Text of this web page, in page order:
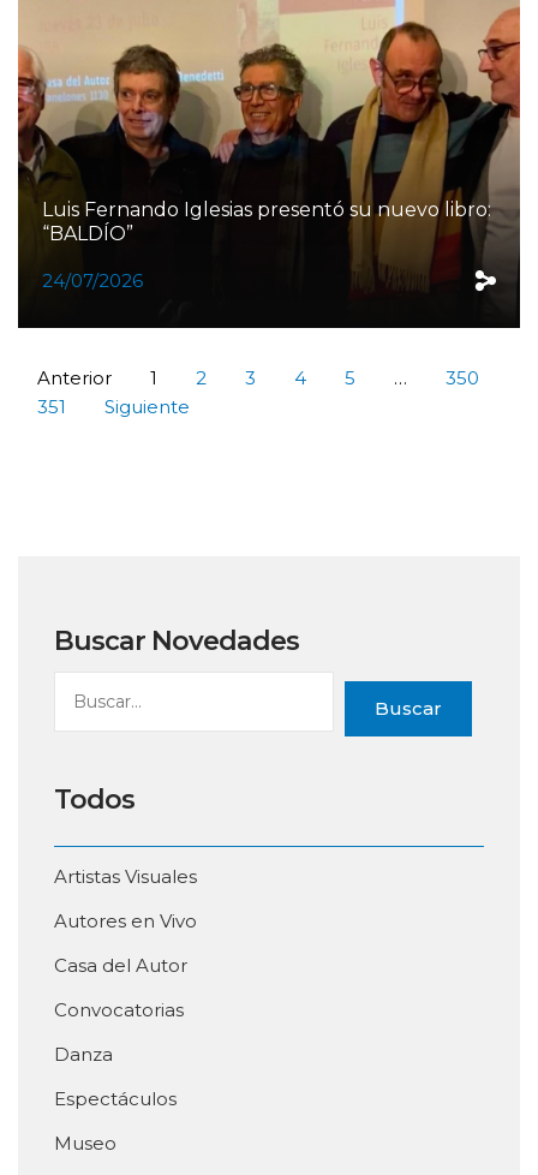
Luis Fernando Iglesias presentó su nuevo libro:
“BALDÍO”
24/07/2026
Anterior 1 2 3 4 5 …
350
351
Siguiente
Buscar Novedades
Buscar
Todos
Artistas Visuales
Autores en Vivo
Casa del Autor
Convocatorias
Danza
Espectáculos
Museo